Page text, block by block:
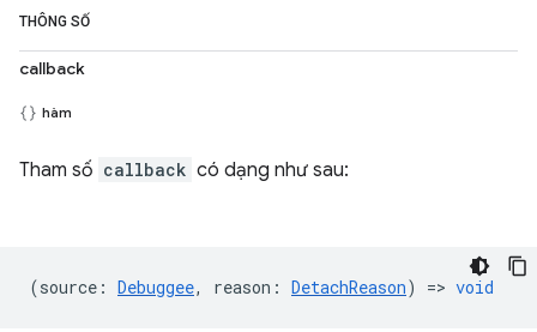
THÔNG SỐ
callback
hàm
Tham số callback có dạng như sau:
(source : Debuggee, reason : DetachReason) => void